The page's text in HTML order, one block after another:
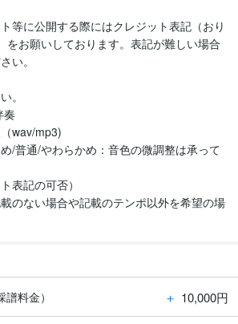
等に公開する際にはクレジット表記（おり
をお願いしております。表記が難しい場合
い。
。
奏
wav/mp3)
/普通/やわらかめ：音色の微調整は承って
表記の可否）
のない場合や記載のテンポ以外を希望の場
料金） ＋ 10,000円